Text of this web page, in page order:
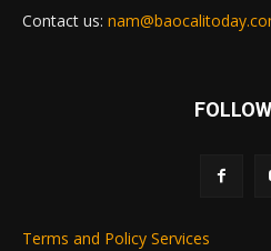
Contact us:
Terms and Policy Services